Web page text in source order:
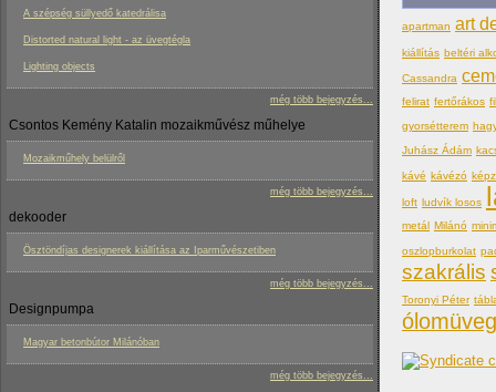
A szépség süllyedő katedrálisa
Distorted natural light - az üvegtégla
Lighting objects
még több bejegyzés...
Csontos Kemény Katalin mozaikművész műhelye
Mozaikműhely belülről
még több bejegyzés...
dekooder
Ösztöndíjas designerek kiállítása az Iparművészetiben
még több bejegyzés...
Designpumpa
Magyar betonbútor Milánóban
még több bejegyzés...
apartman art
kiállítás beltéri
Cassandra
felirat fertőrákos
gyorsétterem
Juhász Ádám
kávé kávézó
loft ludvík losos
metál Milánó
oszlopburkolat
szakrális
Toronyi Péter
ólomüveg